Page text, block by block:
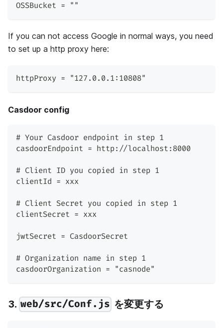
OSSBucket = ""
If you can not access Google in normal ways, you need
to set up a http proxy here:
httpProxy = "127.0.0.1:10808"
Casdoor config
# Your Casdoor endpoint in step 1
casdoorEndpoint = http://localhost:8000
# Client ID you copied in step 1
clientId = xxx
# Client Secret you copied in step 1
clientSecret = xxx
jwtSecret = CasdoorSecret
# Organization name in step 1
casdoorOrganization = "casnode"
3. web/src/Conf.js を変更する